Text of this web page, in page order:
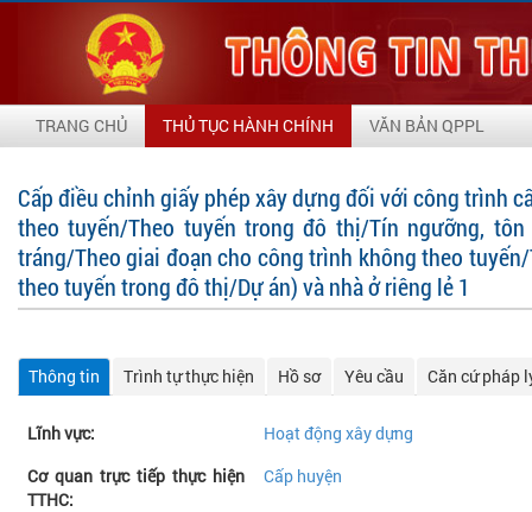
TRANG CHỦ THỦ TỤC HÀNH CHÍNH VĂN BẢN QPPL
Cấp điều chỉnh giấy phép xây dựng đối với công trình
theo tuyến/Theo tuyến trong đô thị/Tín ngưỡng,
tráng/Theo giai đoạn cho công trình không theo
theo tuyến trong đô thị/Dự án) và nhà ở riêng lẻ 1
Thông tin Trình tự thực hiện Hồ sơ Yêu cầu Căn cứ pháp
Lĩnh vực:
Hoạt động xây dựng
Cơ quan trực tiếp thực hiện
TTHC:
Cấp huyện